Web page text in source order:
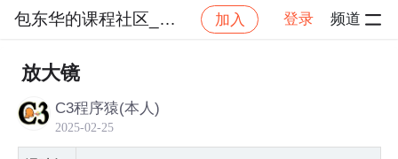
包东华的课程社区_NO_1 加入 登录 频道
社区 包东华的课程社区_NO_1
放大镜
C3程序猿(本人)
2025-02-25